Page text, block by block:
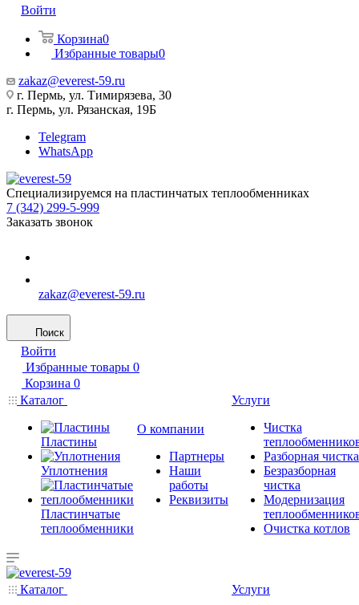
Войти
Корзина0
Избранные товары0
zakaz@everest-59.ru
г. Пермь, ул. Тимирязева, 30
г. Пермь, ул. Рязанская, 19Б
Telegram
WhatsApp
Специализируемся на пластинчатых теплообменниках
7 (342) 299-5-999
Заказать звонок
zakaz@everest-59.ru
Поиск
Войти
Избранные товары 0
Корзина 0
Каталог
Пластины
Уплотнения
Пластинчатые
теплообменники
О компании
Партнеры
Наши
работы
Реквизиты
Услуги
Чистка
Разборная чистка
Безразборная
чистка
Модернизация
Очистка котлов
Каталог
Услуги